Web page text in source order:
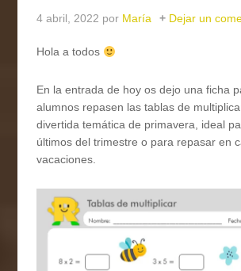
4 abril, 2022 por María Dejar un
Hola a todos
En la entrada de hoy os dejo una ficha
alumnos repasen las tablas de
divertida temática de primavera, ideal
últimos del trimestre o para repasar en
vacaciones.